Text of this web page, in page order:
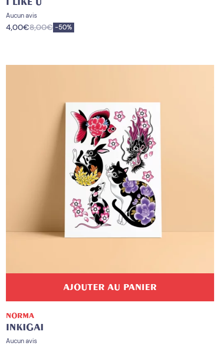
Aucun avis
4,00€8,00€ Enregistrer
-50%
AJOUTER AU PANIER
NORMA
INKIGAI
Aucun avis